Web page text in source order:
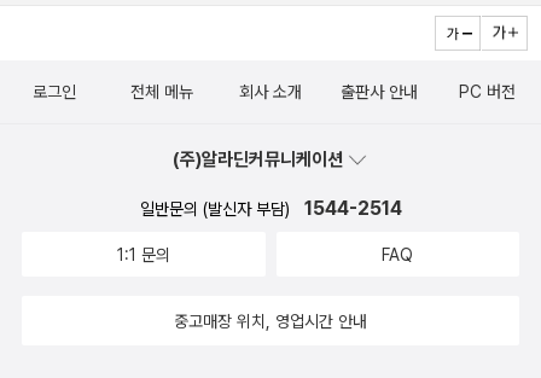
라 만화라 더 마음에 콕 콕 박혔습니다. 특히나 최근에 '의전원' 폭행
남에 대한 기사를 읽고 분노를 넘어 황당했던지.... 그나마 이슈가 되
여자가 주변으로 부터 제대로 보호를 받지 못하고 있다는 느낌이 들
여학생도 제대로 공부할수 있을런지..책속의 오사도 끔찍하지만, 지
금 우리사회가 더 끔찍한것 같아 안타깝고 부끄러워요. '푸른지
보지는 않았지만, 읽어본 책들은 모두 마음에 들었습니다. 예전부터
함께 글이 많아서 아이뿐만 아니라 어른도 읽기 좋답니다. 아니, 오히
벌이며, 육체와 영혼이 분리되어 갈등을 빚는 등 모든 것이 생동한다.
루기에 너무 무거운 주제들에 접근하는 또 다른 방식으로 동화를 택
다. 왜냐하면 고양이는 자존심도 세고, 한곳에 매여 있기를 싫어하기
스 ─ 참, 믹스는 내 아들 막스가 ‘뮌헨 동물 보호 단체’에서 입양해 온
고양이다 ─ 를 처음 만났을 때, 내 손바닥 크기도 안 되는 새끼 고양
족의 사랑을 듬뿍 받으면서 자랐다. […] 녀석을 볼 때마다 나는 이렇
선물받고 선물주고
구도, 감히 계집을 건드릴 수 없다. 죽인다면 나의 손으로 죽일 것이
알라딘 책소개 리링 저작선의 다섯 번째 책이다. 호랑이를 놓아주는
아주는 것―그것은 자유로운 지성의 탄생이다 세계동물보호협회의
동물원에서 영화를 찍기 위해 누군가 사슴을 데려와 호랑이에게 놔주
자 사슴이 호랑이를 보고 벌벌 떨더란다. 이건 일단 그렇다 치자. 그런
같이 벌벌 떨더라는 것이다. 호랑이를 기르는 방법에 대해 문외한이
로그인 전체 메뉴 회사 소개 출판사 안내 PC 버전
(주)알라딘커뮤니케이션
일반문의 (발신자 부담) 1544-2514
1:1 문의 FAQ
중고매장 위치, 영업시간 안내